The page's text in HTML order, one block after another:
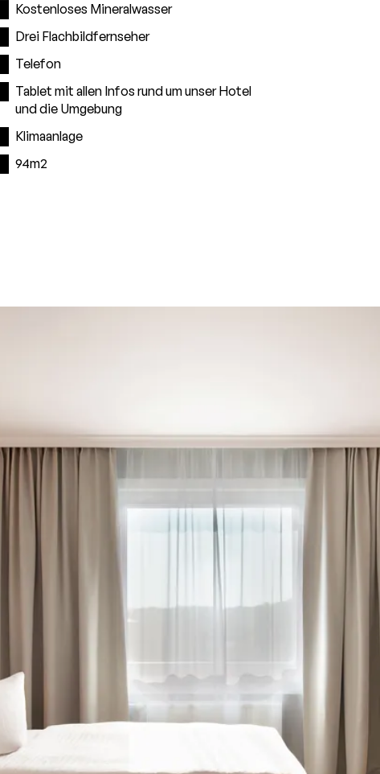
Kostenloses Mineralwasser
Drei Flachbildfernseher
Telefon
Tablet mit allen Infos rund um unser Hotel
und die Umgebung
Klimaanlage
94m2